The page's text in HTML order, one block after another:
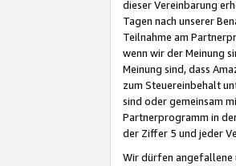
dieser Vereinbarung
Tagen nach unserer
Teilnahme am
wenn wir der Meinung
Meinung sind, dass
zum Steuereinbehalt
sind oder gemeinsam
Partnerprogramm in
der Ziffer 5 und jeder
Wir dürfen angefallene